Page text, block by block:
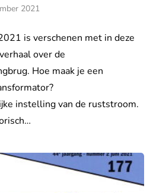
2021
is verschenen met in deze
over de
Hoe maak je een
instelling van de ruststroom.